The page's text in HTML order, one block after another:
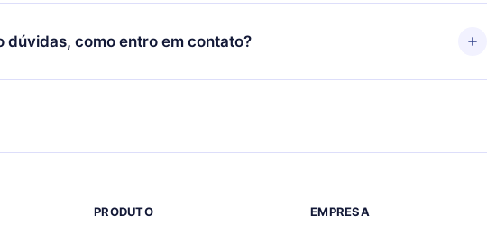
por não renovar sua assinatura do 12min, você pode cancelar a
e o próximo ciclo de cobrança não ocorrerá.
dúvidas, como entro em contato?
para entrar em contato porsupport@12min.com.
PRODUTO EMPRESA